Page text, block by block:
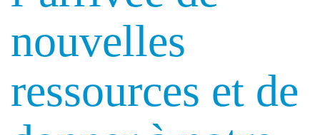
nouvelles
ressources et de